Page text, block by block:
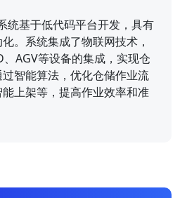
统基于低代码平台开发，具有
。系统集成了物联网技术，
AGV等设备的集成，实现仓
智能算法，优化仓储作业流
上架等，提高作业效率和准